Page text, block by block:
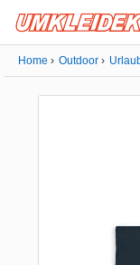
Home Outdoor